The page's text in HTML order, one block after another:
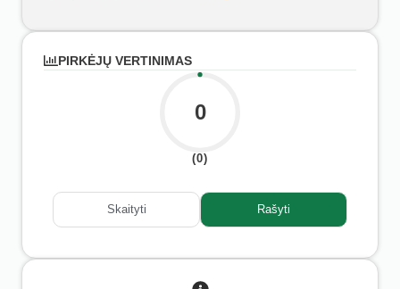
PIRKĖJŲ VERTINIMAS
0
(0)
Skaityti Rašyti